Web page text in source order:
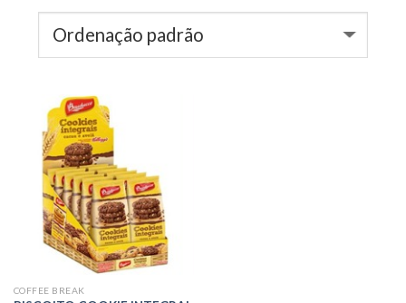
COFFEE BREAK